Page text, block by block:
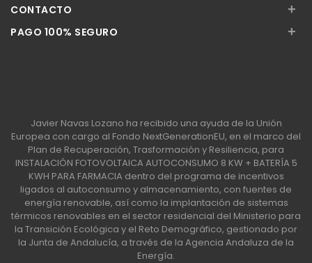
CONTACTO +
PAGO 100% SEGURO +
Javier Navas Lozano ha recibido una ayuda de la Unión
Europea con cargo al Fondo NextGenerationEU, en el marco del
Plan de Recuperación, Trasformación y Resiliencia, para
INSTALACIÓN FOTOVOLTAICA AUTOCONSUMO 8 KW + BATERÍA 5
KWH PARA FARMACIA dentro del programa de incentivos
ligados al autoconsumo y almacenamiento, con fuentes de
energía renovable, así como la implantación de sistemas
térmicos renovables en el sector residencial del Ministerio para
la Transición Ecológica y el Reto Demográfico, gestionado por
la Junta de Andalucía, a través de la Agencia Andaluza de la
Energía.